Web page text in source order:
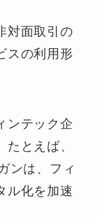
対面取引の
スの利用形
ンテック企
とえば、
ンは、フィ
ル化を加速